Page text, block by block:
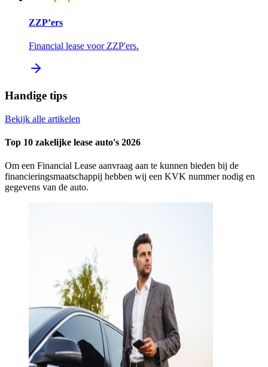
ZZP’ers
Financial lease voor ZZP'ers.
Handige tips
Bekijk alle artikelen
Top 10 zakelijke lease auto's 2026
Om een Financial Lease aanvraag aan te kunnen bieden bij de
financieringsmaatschappij hebben wij een KVK nummer nodig en
gegevens van de auto.